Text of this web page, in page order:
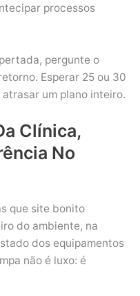
processos
pergunte o
Esperar 25 ou 30
um plano inteiro.
Clínica,
No
que site bonito
do ambiente, na
dos equipamentos
não é luxo: é